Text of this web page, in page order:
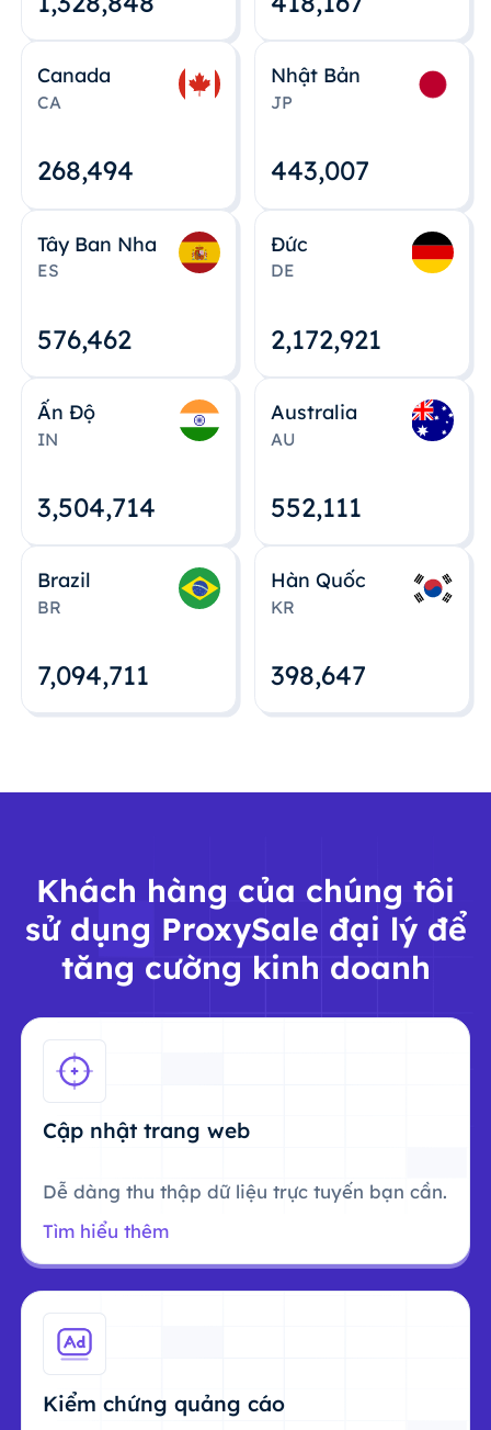
Canada
CA
268,495
Nhật Bản
JP
443,008
Tây Ban Nha
ES
576,463
Đức
DE
2,172,922
Ấn Độ
IN
3,504,715
Australia
AU
552,112
Brazil
BR
7,094,712
Hàn Quốc
KR
398,648
Khách hàng của chúng tôi
sử dụng ProxySale đại lý để
tăng cường kinh doanh
Cập nhật trang web
Dễ dàng thu thập dữ liệu trực tuyến bạn cần.
Tìm hiểu thêm
Kiểm chứng quảng cáo